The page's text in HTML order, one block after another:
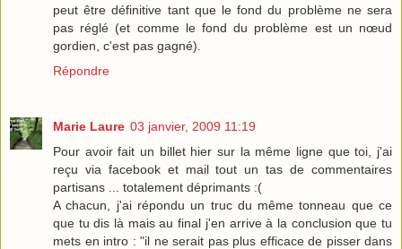
peut être définitive tant que le fond du problème ne sera
pas réglé (et comme le fond du problème est un nœud
gordien, c'est pas gagné).
Répondre
Marie Laure 03 janvier, 2009 11:19
Pour avoir fait un billet hier sur la même ligne que toi, j'ai
reçu via facebook et mail tout un tas de commentaires
partisans ... totalement déprimants :(
A chacun, j'ai répondu un truc du même tonneau que ce
que tu dis là mais au final j'en arrive à la conclusion que tu
mets en intro : "il ne serait pas plus efficace de pisser dans